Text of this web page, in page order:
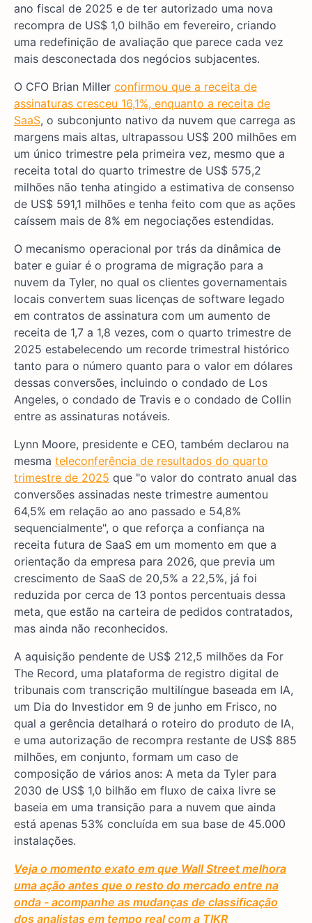
ano fiscal de 2025 e de ter autorizado uma nova
recompra de US$ 1,0 bilhão em fevereiro, criando
uma redefinição de avaliação que parece cada vez
mais desconectada dos negócios subjacentes.
O CFO Brian Miller confirmou que a receita de
assinaturas cresceu 16,1%, enquanto a receita de
SaaS, o subconjunto nativo da nuvem que carrega as
margens mais altas, ultrapassou US$ 200 milhões em
um único trimestre pela primeira vez, mesmo que a
receita total do quarto trimestre de US$ 575,2
milhões não tenha atingido a estimativa de consenso
de US$ 591,1 milhões e tenha feito com que as ações
caíssem mais de 8% em negociações estendidas.
O mecanismo operacional por trás da dinâmica de
bater e guiar é o programa de migração para a
nuvem da Tyler, no qual os clientes governamentais
locais convertem suas licenças de software legado
em contratos de assinatura com um aumento de
receita de 1,7 a 1,8 vezes, com o quarto trimestre de
2025 estabelecendo um recorde trimestral histórico
tanto para o número quanto para o valor em dólares
dessas conversões, incluindo o condado de Los
Angeles, o condado de Travis e o condado de Collin
entre as assinaturas notáveis.
Lynn Moore, presidente e CEO, também declarou na
mesma teleconferência de resultados do quarto
trimestre de 2025 que "o valor do contrato anual das
conversões assinadas neste trimestre aumentou
64,5% em relação ao ano passado e 54,8%
sequencialmente", o que reforça a confiança na
receita futura de SaaS em um momento em que a
orientação da empresa para 2026, que previa um
crescimento de SaaS de 20,5% a 22,5%, já foi
reduzida por cerca de 13 pontos percentuais dessa
meta, que estão na carteira de pedidos contratados,
mas ainda não reconhecidos.
A aquisição pendente de US$ 212,5 milhões da For
The Record, uma plataforma de registro digital de
tribunais com transcrição multilíngue baseada em IA,
um Dia do Investidor em 9 de junho em Frisco, no
qual a gerência detalhará o roteiro do produto de IA,
e uma autorização de recompra restante de US$ 885
milhões, em conjunto, formam um caso de
composição de vários anos: A meta da Tyler para
2030 de US$ 1,0 bilhão em fluxo de caixa livre se
baseia em uma transição para a nuvem que ainda
está apenas 53% concluída em sua base de 45.000
instalações.
Veja o momento exato em que Wall Street melhora
uma ação antes que o resto do mercado entre na
onda - acompanhe as mudanças de classificação
dos analistas em tempo real com a TIKR